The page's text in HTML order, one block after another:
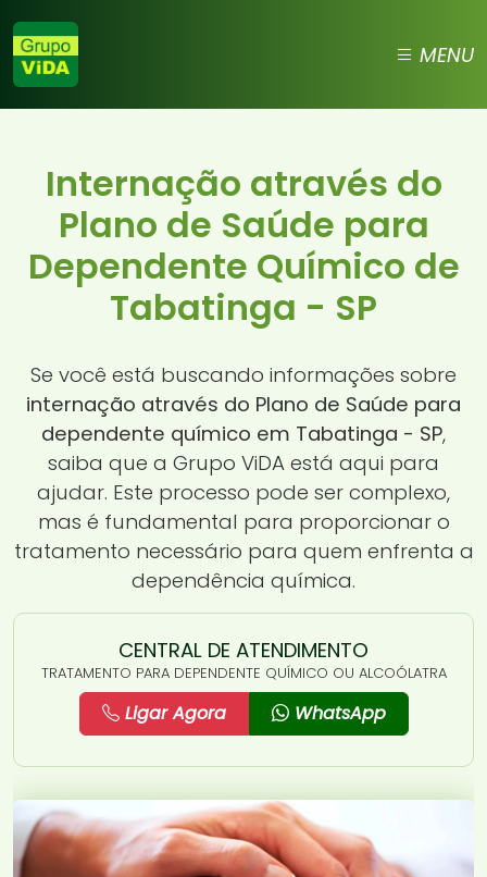
MENU
Internação através do
Plano de Saúde para
Dependente Químico de
Tabatinga - SP
Se você está buscando informações sobre
internação através do Plano de Saúde para
dependente químico em Tabatinga - SP,
saiba que a Grupo ViDA está aqui para
ajudar. Este processo pode ser complexo,
mas é fundamental para proporcionar o
tratamento necessário para quem enfrenta a
dependência química.
CENTRAL DE ATENDIMENTO
TRATAMENTO PARA DEPENDENTE QUÍMICO OU ALCOÓLATRA
Ligar Agora WhatsApp